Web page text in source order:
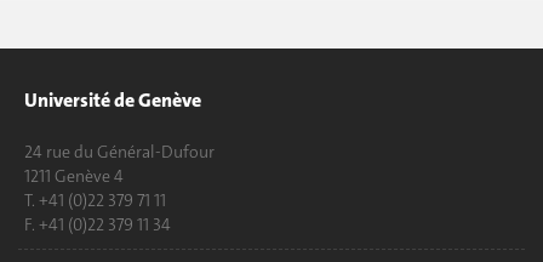
Université de Genève
24 rue du Général-Dufour
1211 Genève 4
T. +41 (0)22 379 71 11
F. +41 (0)22 379 11 34